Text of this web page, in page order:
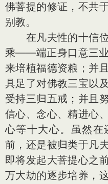
佛菩提的修证，不共
别教。
在凡夫性的十信位
乘——端正身口意三业
来培植福德资粮；并
具足了对佛教三宝以
受持三归五戒；并且
信心、念心、精进心
心等十大心。虽然在
前，还是被归类于凡
即将发起大菩提心之
万大劫的逐步培养，